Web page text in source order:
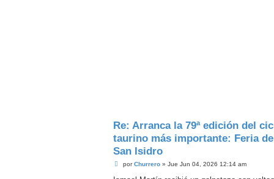
Re: Arranca la 79ª edición del
taurino más importante: Feria de
San Isidro
MporChurrero» Jue Jun 04, 2026 12:14 am